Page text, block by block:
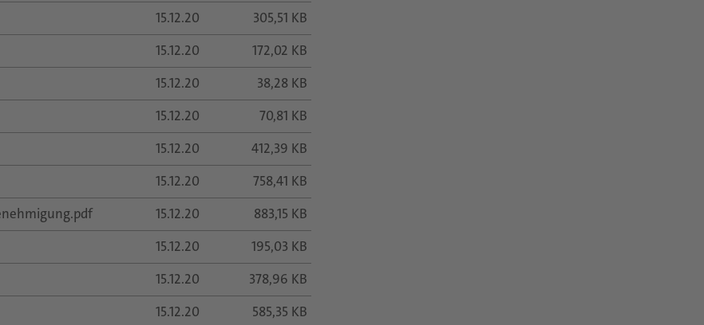
15.12.20
305,51 KB
15.12.20
172,02 KB
15.12.20
38,28 KB
15.12.20
70,81 KB
15.12.20
412,39 KB
15.12.20
758,41 KB
15.12.20
883,15 KB
15.12.20
195,03 KB
15.12.20
378,96 KB
15.12.20
585,35 KB